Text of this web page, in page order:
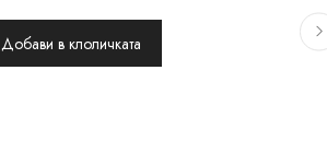
Добави в клоличката